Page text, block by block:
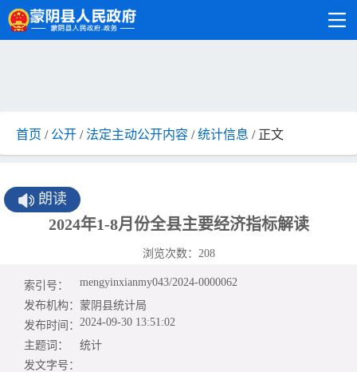
首页 / 公开 /法定主动公开内容 /统计信息 / 正文
朗读
2024年1-8月份全县主要经济指标解读
浏览次数： 208
索引号：
mengyinxianmy043/2024-0000062
发布机构： 蒙阴县统计局
发布时间： 2024-09-30 13:51:02
主题词：
统计
发文字号：